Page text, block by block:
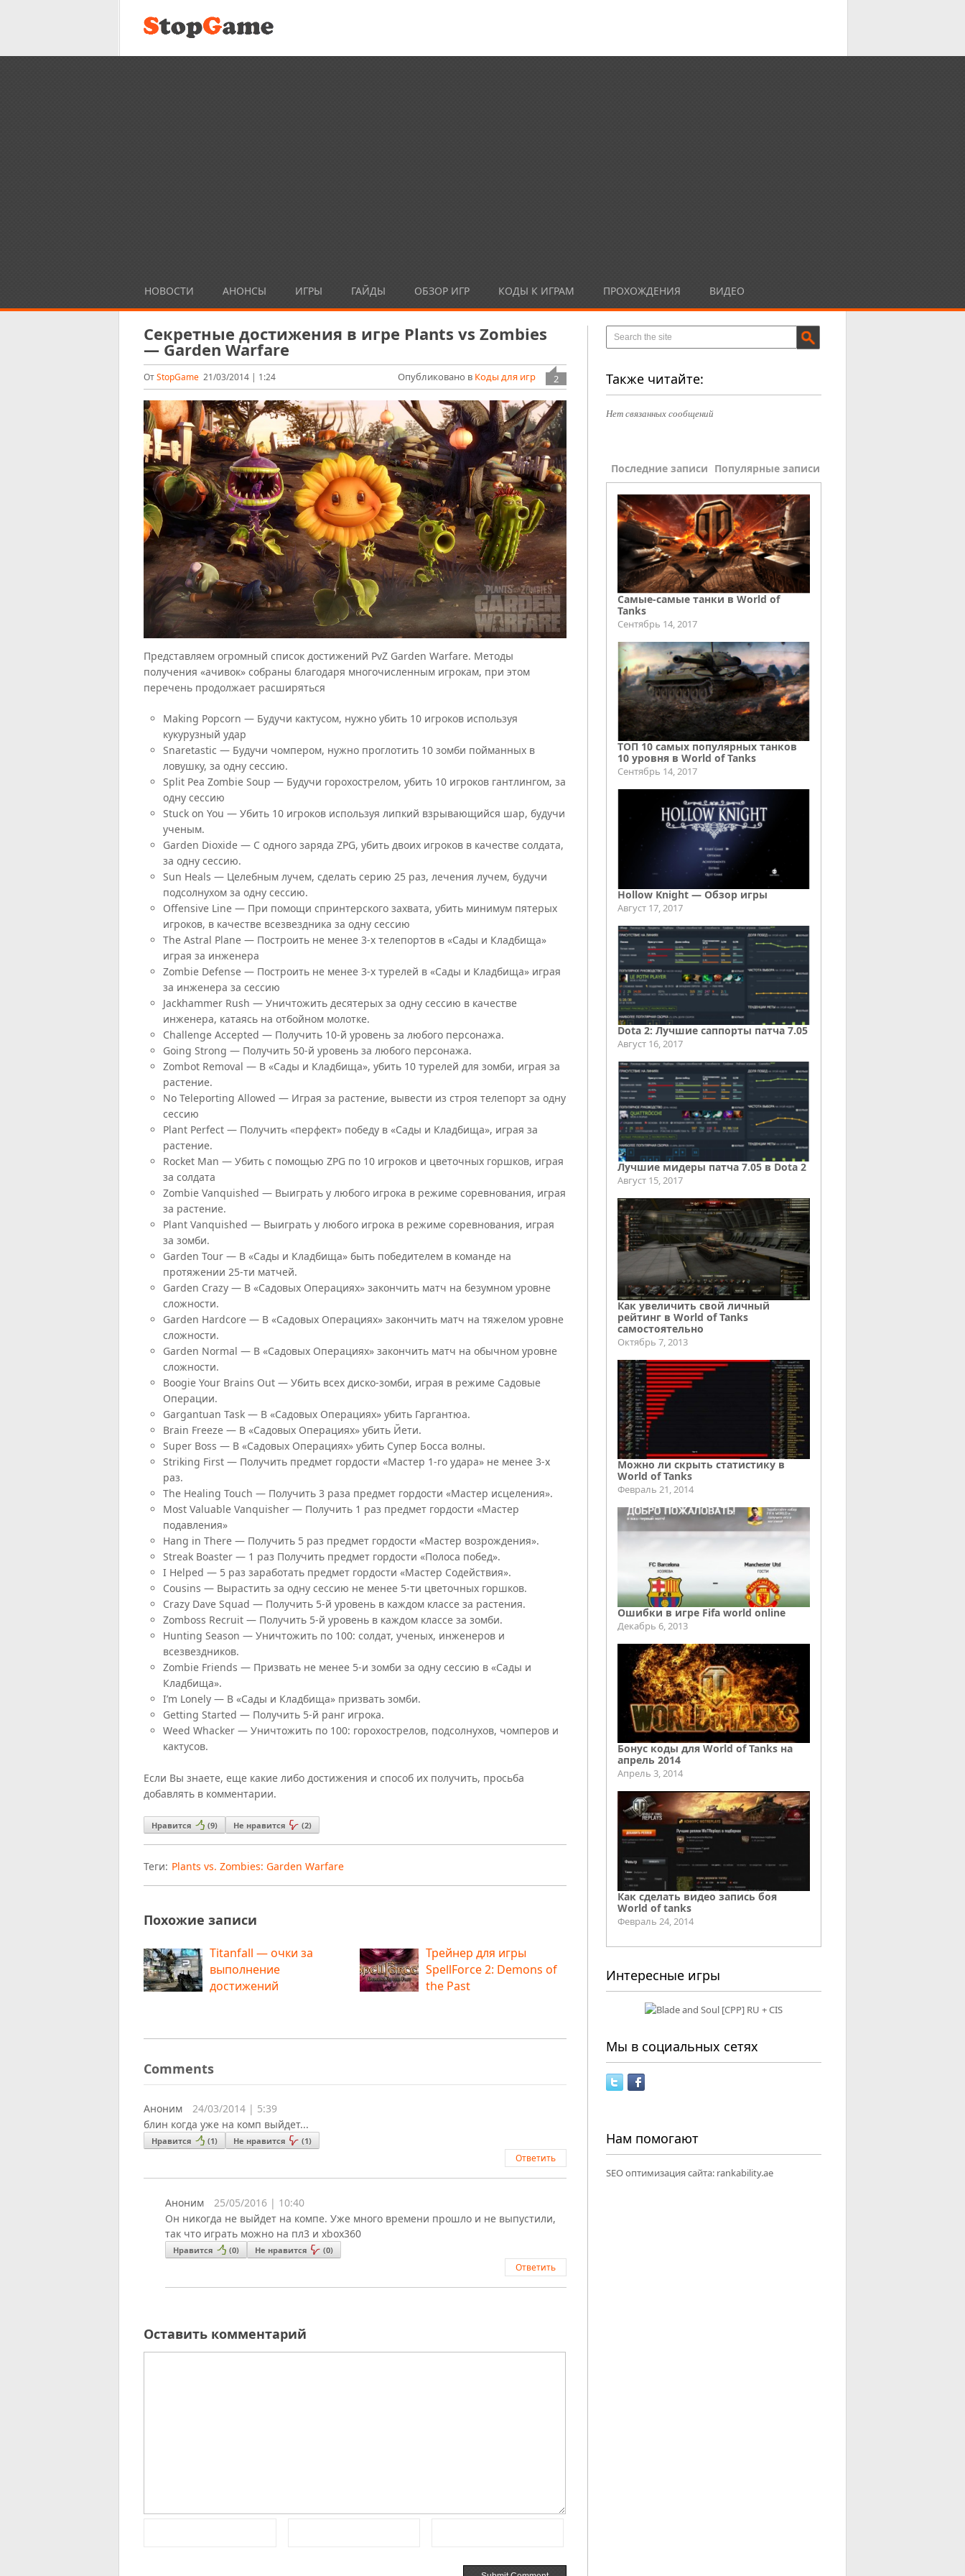
НОВОСТИ АНОНСЫ ИГРЫ ГАЙДЫ ОБЗОР ИГР КОДЫ К ИГРАМ ПРОХОЖДЕНИЯ ВИДЕО
Секретные достижения в игре Plants vs Zombies
— Garden Warfare
ОтStopGame 21/03/2014 | 1:24 2
Опубликовано в Коды для игр
Представляем огромный список достижений PvZ Garden Warfare. Методы
получения «ачивок» собраны благодаря многочисленным игрокам, при этом
перечень продолжает расширяться
Making Popcorn — Будучи кактусом, нужно убить 10 игроков используя
кукурузный удар
Snaretastic — Будучи чомпером, нужно проглотить 10 зомби пойманных в
ловушку, за одну сессию.
Split Pea Zombie Soup — Будучи горохострелом, убить 10 игроков гантлингом, за
одну сессию
Stuck on You — Убить 10 игроков используя липкий взрывающийся шар, будучи
ученым.
Garden Dioxide — С одного заряда ZPG, убить двоих игроков в качестве солдата,
за одну сессию.
Sun Heals — Целебным лучем, сделать серию 25 раз, лечения лучем, будучи
подсолнухом за одну сессию.
Offensive Line — При помощи спринтерского захвата, убить минимум пятерых
игроков, в качестве всезвездника за одну сессию
The Astral Plane — Построить не менее 3-х телепортов в «Сады и Кладбища»
играя за инженера
Zombie Defense — Построить не менее 3-х турелей в «Сады и Кладбища» играя
за инженера за сессию
Jackhammer Rush — Уничтожить десятерых за одну сессию в качестве
инженера, катаясь на отбойном молотке.
Challenge Accepted — Получить 10-й уровень за любого персонажа.
Going Strong — Получить 50-й уровень за любого персонажа.
Zombot Removal — В «Сады и Кладбища», убить 10 турелей для зомби, играя за
растение.
No Teleporting Allowed — Играя за растение, вывести из строя телепорт за одну
сессию
Plant Perfect — Получить «перфект» победу в «Сады и Кладбища», играя за
растение.
Rocket Man — Убить с помощью ZPG по 10 игроков и цветочных горшков, играя
за солдата
Zombie Vanquished — Выиграть у любого игрока в режиме соревнования, играя
за растение.
Plant Vanquished — Выиграть у любого игрока в режиме соревнования, играя
за зомби.
Garden Tour — В «Сады и Кладбища» быть победителем в команде на
протяжении 25-ти матчей.
Garden Crazy — В «Садовых Операциях» закончить матч на безумном уровне
сложности.
Garden Hardcore — В «Садовых Операциях» закончить матч на тяжелом уровне
сложности.
Garden Normal — В «Садовых Операциях» закончить матч на обычном уровне
сложности.
Boogie Your Brains Out — Убить всех диско-зомби, играя в режиме Садовые
Операции.
Gargantuan Task — В «Садовых Операциях» убить Гаргантюа.
Brain Freeze — В «Садовых Операциях» убить Йети.
Super Boss — В «Садовых Операциях» убить Супер Босса волны.
Striking First — Получить предмет гордости «Мастер 1-го удара» не менее 3-х
раз.
The Healing Touch — Получить 3 раза предмет гордости «Мастер исцеления».
Most Valuable Vanquisher — Получить 1 раз предмет гордости «Мастер
подавления»
Hang in There — Получить 5 раз предмет гордости «Мастер возрождения».
Streak Boaster — 1 раз Получить предмет гордости «Полоса побед».
I Helped — 5 раз заработать предмет гордости «Мастер Содействия».
Cousins — Вырастить за одну сессию не менее 5-ти цветочных горшков.
Crazy Dave Squad — Получить 5-й уровень в каждом классе за растения.
Zomboss Recruit — Получить 5-й уровень в каждом классе за зомби.
Hunting Season — Уничтожить по 100: солдат, ученых, инженеров и
всезвездников.
Zombie Friends — Призвать не менее 5-и зомби за одну сессию в «Сады и
Кладбища».
I’m Lonely — В «Сады и Кладбища» призвать зомби.
Getting Started — Получить 5-й ранг игрока.
Weed Whacker — Уничтожить по 100: горохострелов, подсолнухов, чомперов и
кактусов.
Если Вы знаете, еще какие либо достижения и способ их получить, просьба
добавлять в комментарии.
Нравится (9) Не нравится (2)
Теги: Plants vs. Zombies: Garden Warfare
Похожие записи
Titanfall — очки за
выполнение
достижений
Трейнер для игры
SpellForce 2: Demons of
the Past
Comments
Аноним
24/03/2014 | 5:39
блин когда уже на комп выйдет...
Нравится (1) Не нравится (1)
Ответить
Аноним
25/05/2016 | 10:40
Он никогда не выйдет на компе. Уже много времени прошло и не выпустили,
так что играть можно на пл3 и xbox360
Нравится (0) Не нравится (0)
Ответить
Оставить комментарий
Также читайте:
Нет связанных сообщений
Последние записи Популярные записи
Самые-самые танки в World of
Tanks
Сентябрь 14, 2017
ТОП 10 самых популярных танков
10 уровня в World of Tanks
Сентябрь 14, 2017
Hollow Knight — Обзор игры
Август 17, 2017
Dota 2: Лучшие саппорты патча 7.05
Август 16, 2017
Лучшие мидеры патча 7.05 в Dota 2
Август 15, 2017
Как увеличить свой личный
рейтинг в World of Tanks
самостоятельно
Октябрь 7, 2013
Можно ли скрыть статистику в
World of Tanks
Февраль 21, 2014
Ошибки в игре Fifa world online
Декабрь 6, 2013
Бонус коды для World of Tanks на
апрель 2014
Апрель 3, 2014
Как сделать видео запись боя
World of tanks
Февраль 24, 2014
Интересные игры
Мы в социальных сетях
Нам помогают
SEO оптимизация сайта: rankability.ae